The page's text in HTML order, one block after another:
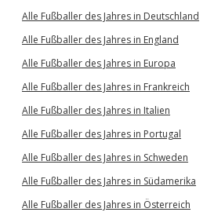
Alle Fußballer des Jahres in Deutschland
Alle Fußballer des Jahres in England
Alle Fußballer des Jahres in Europa
Alle Fußballer des Jahres in Frankreich
Alle Fußballer des Jahres in Italien
Alle Fußballer des Jahres in Portugal
Alle Fußballer des Jahres in Schweden
Alle Fußballer des Jahres in Südamerika
Alle Fußballer des Jahres in Österreich